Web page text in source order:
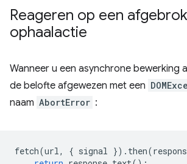
Reageren op een
ophaalactie
Wanneer u een asynchrone bewerking
de belofte afgewezen met een
naam AbortError :
fetch(url, { signal }). then(